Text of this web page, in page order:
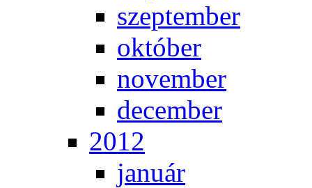
szep­tem­ber
ok­tó­ber
no­vem­ber
de­cem­ber
2012
ja­nu­ár